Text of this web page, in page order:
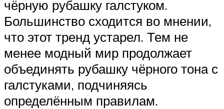
чёрную рубашку галстуком.
Большинство сходится во мнении,
что этот тренд устарел. Тем не
менее модный мир продолжает
объединять рубашку чёрного тона с
галстуками, подчиняясь
определённым правилам.